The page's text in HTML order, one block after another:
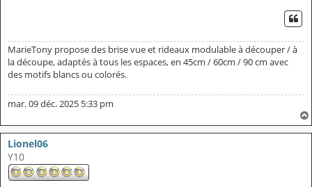
MarieTony propose des brise vue et rideaux modulable à découper / à
la découpe, adaptés à tous les espaces, en 45cm / 60cm / 90 cm avec
des motifs blancs ou colorés.
mar. 09 déc. 2025 5:33 pm
Lionel06
Y10